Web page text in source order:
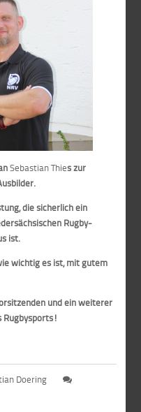
Sebastian Thies zur
die sicherlich ein
Rugby-
ist.
wichtig es ist, mit gutem
und ein weiterer
Rugbysports!
Doering